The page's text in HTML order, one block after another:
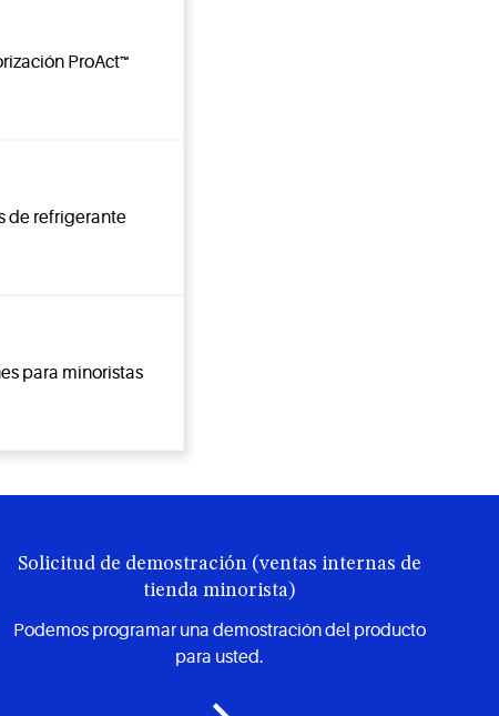
ProAct™
de refrigerante
para minoristas
Solicitud de demostración (ventas internas de
tienda minorista)
Podemos programar una demostración del producto
para usted.